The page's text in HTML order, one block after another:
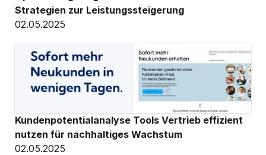
Strategien zur Leistungssteigerung
02.05.2025
Kundenpotentialanalyse Tools Vertrieb effizient
nutzen für nachhaltiges Wachstum
02.05.2025